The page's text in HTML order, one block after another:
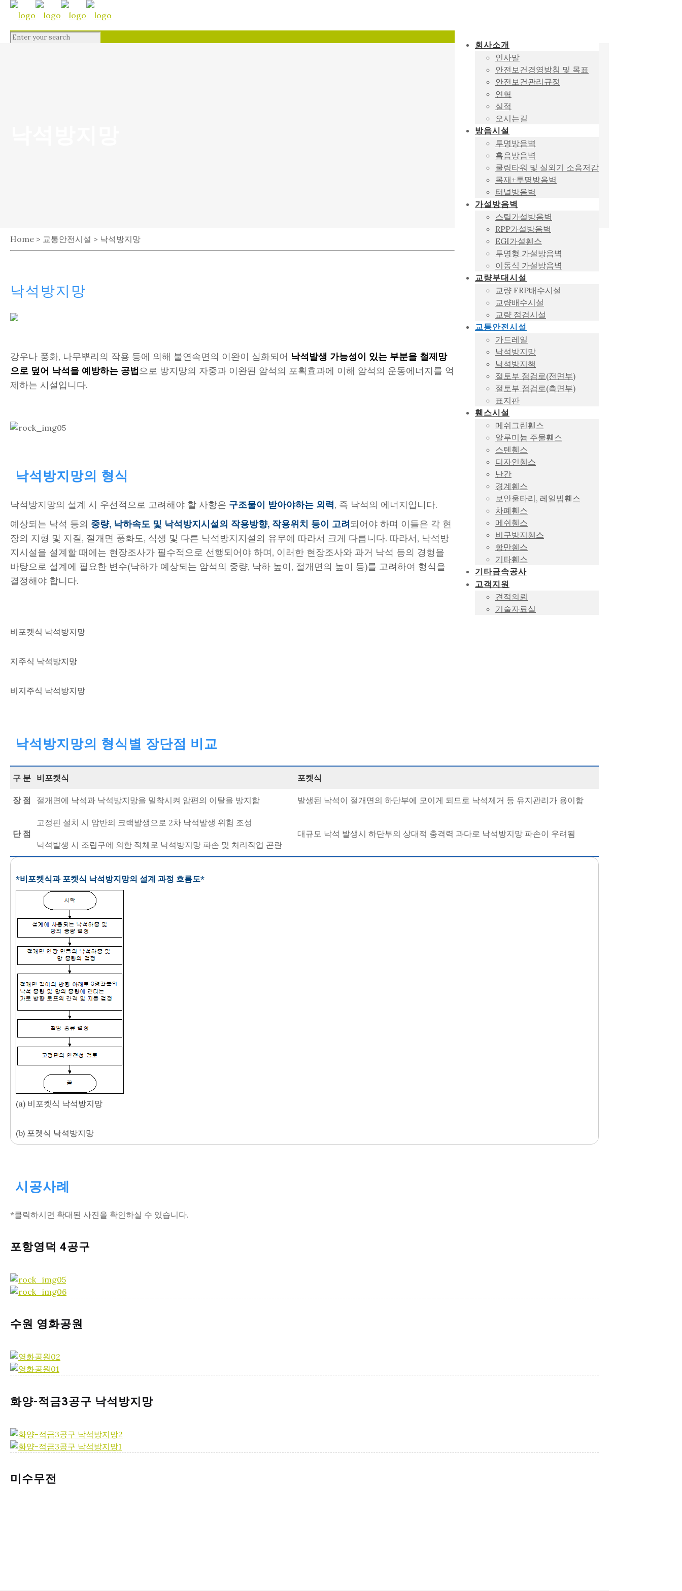
회사소개
인사말
안전보건경영방침 및 목표
안전보건관리규정
연혁
실적
오시는길
방음시설
투명방음벽
흡음방음벽
쿨링타워 및 실외기 소음저감
목재+투명방음벽
터널방음벽
가설방음벽
스틸가설방음벽
RPP가설방음벽
EGI가설휀스
투명형 가설방음벽
이동식 가설방음벽
교량부대시설
교량 FRP배수시설
교량배수시설
교량 점검시설
교통안전시설
가드레일
낙석방지망
낙석방지책
절토부 점검로(전면부)
절토부 점검로(측면부)
표지판
휀스시설
메쉬그린휀스
알루미늄 주물휀스
스텐휀스
디자인휀스
난간
경계휀스
보안울타리, 레일빔휀스
차폐휀스
메쉬휀스
비구방지휀스
항만휀스
기타휀스
기타금속공사
고객지원
견적의뢰
기술자료실
Home > 교통안전시설 > 낙석방지망
낙석방지망
강우나 풍화, 나무뿌리의 작용 등에 의해 불연속면의 이완이 심화되어 낙석발생 가능성이 있는 부분을 철제망
으로 덮어 낙석을 예방하는 공법으로 방지망의 자중과 이완된 암석의 포획효과에 이해 암석의 운동에너지를 억
제하는 시설입니다.
낙석방지망의 형식
낙석방지망의 설계 시 우선적으로 고려해야 할 사항은 구조물이 받아야하는 외력, 즉 낙석의 에너지입니다.
예상되는 낙석 등의 중량, 낙하속도 및 낙석방지시설의 작용방향, 작용위치 등이 고려되어야 하며 이들은 각 현
장의 지형 및 지질, 절개면 풍화도, 식생 및 다른 낙석방지지설의 유무에 따라서 크게 다릅니다. 따라서, 낙석방
지시설을 설계할 때에는 현장조사가 필수적으로 선행되어야 하며, 이러한 현장조사와 과거 낙석 등의 경헝을
바탕으로 설계에 필요한 변수(낙하가 예상되는 암석의 중량, 낙하 높이, 절개면의 높이 등)를 고려하여 형식을
결정해야 합니다.
비포켓식 낙석방지망
지주식 낙석방지망
비지주식 낙석방지망
낙석방지망의 형식별 장단점 비교
구 분 비포켓식 포켓식
장 점 절개면에 낙석과 낙석방지망을 밀착시켜 암편의 이탈을 방지함 발생된 낙석이 절개면의 하단부에 모이게 되므로 낙석제거 등 유지관리가 용이함
단 점
고정핀 설치 시 암반의 크랙발생으로 2차 낙석발생 위험 조성
대규모 낙석 발생시 하단부의 상대적 충격력 과다로 낙석방지망 파손이 우려됨
낙석발생 시 조립구에 의한 적체로 낙석방지망 파손 및 처리작업 곤란
*비포켓식과 포켓식 낙석방지망의 설계 과정 흐름도*
(a) 비포켓식 낙석방지망
(b) 포켓식 낙석방지망
시공사례
*클릭하시면 확대된 사진을 확인하실 수 있습니다.
포항영덕 4공구
수원 영화공원
화양-적금3공구 낙석방지망
미수무전